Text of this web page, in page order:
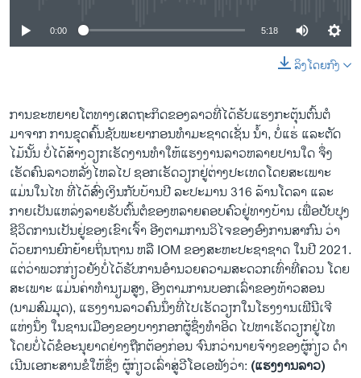
0:00 5:18
ລິງໂດຍກົງ
ການຂະຫຍາຍໂຕທາງເສດຖະກິດຂອງລາວທີ່ໄດ້ຮັບແຮງກະຕຸ້ນຕົ້ນຕໍ
ມາຈາກ ການຂຸດຄົ້ນຊັບພະຍາກອນທໍາມະຊາດເຊັ່ນ ນໍ້າ, ບໍ່ແຮ່ ແລະຕັດ
ໄມ້ນັ້ນ ບໍ່ໄດ້ສ້າງວຽກເຮັດງານທໍາໃຫ້ແຮງງານລາວຫລາຍປານໃດ ຈຶ່ງ
ເຮັດຄົນລາວຫລັ່ງໄຫລໄປ ຊອກເຮັດວຽກຢູ່ຕ່າງປະເທດໂດຍສະເພາະ
ແມ່ນໃນໄທ ທີ່ໄດ້ສົ່ງເງິນກັບບ້ານປີ ລະປະມານ 316 ລ້ານໂດລາ ແລະ
ກາຍເປັນແຫລ່ງລາຍຮັບຕົ້ນຕໍຂອງຫລາຍຄອບຄົວຢູ່ທາງບ້ານ ເພື່ອປັບປຸງ
ຊີວິດການເປັນຢູ່ຂອງເຂົາເຈົ້າ ອີງຕາມການວິໄຈຂອງອົງການສາກົນ ວ່າ
ດ້ວຍການຍົກຍ້າຍຖິ່ນຖານ ຫລື IOM ຂອງສະຫະປະຊາຊາດ ໃນປີ 2021.
ແຕ່ວ່າພວກກ່ຽວຍັງບໍ່ໄດ້ຮັບການອໍານວຍຄວາມສະດວກເທົ່າທີ່ຄວນ ໂດຍ
ສະເພາະ ແມ່ນຄ່າທໍານຽມສູງ, ອີງຕາມການບອກເລົ່າຂອງທ້າວສອນ
(ນາມສົມມຸດ), ແຮງງານລາວຄົນນຶ່ງທີ່ໄປເຮັດວຽກໃນໂຮງງານເຟີນີເຈີ
ແຫ່ງນຶ່ງ ໃນຊານເມືອງຂອງບາງກອກຜູ້ຊຶ່ງທໍາອິດ ໄປຫາເຮັດວຽກຢູ່ໄທ
ໂດຍບໍ່ໄດ້ຂໍອະນຸຍາດຢ່າງຖືກຕ້ອງກ່ອນ ຈົນກວ່ານາຍຈ້າງຂອງຜູ້ກ່ຽວ ດໍາ
ເນີນເອກະສານຂໍໃຫ້ຊຶ່ງ ຜູ້ກ່ຽວເລົ່າສູ່ວີໂອເອຟັງວ່າ: (ແຮງງານລາວ)